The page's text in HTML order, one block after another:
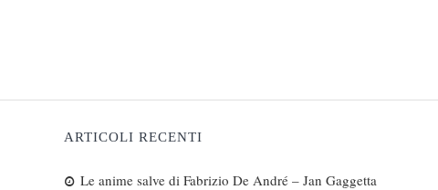
ARTICOLI RECENTI
Le anime salve di Fabrizio De André – Jan Gaggetta